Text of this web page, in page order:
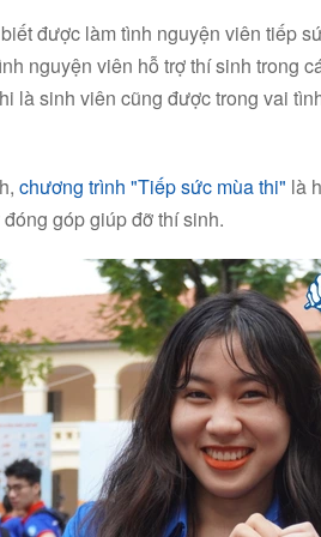
được làm tình nguyện viên tiếp
nguyện viên hỗ trợ thí sinh trong
là sinh viên cũng được trong vai
chương trình "Tiếp sức mùa thi" là
góp giúp đỡ thí sinh.